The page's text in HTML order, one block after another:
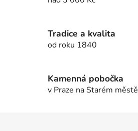
k
ý
p
i
Tradice a kvalita
od roku 1840
Kamenná pobočka
v Praze na Starém městě